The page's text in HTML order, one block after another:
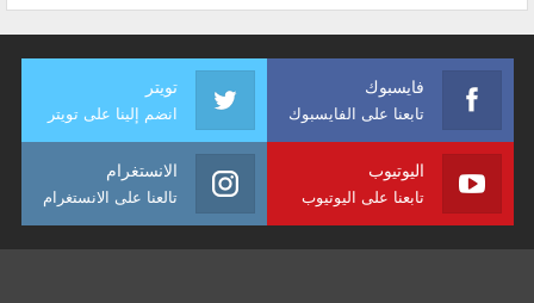
فايسبوك
تابعنا على الفايسبوك
تويتر
انضم إلينا على تويتر
اليوتيوب
تابعنا على اليوتيوب
الانستغرام
تالعنا على الانستغرام